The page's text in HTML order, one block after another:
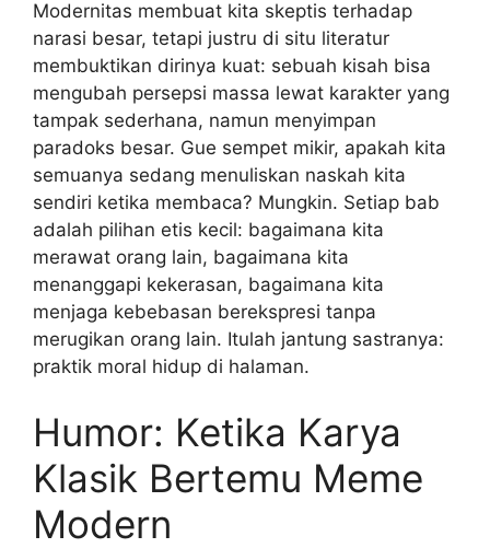
Modernitas membuat kita skeptis terhadap
narasi besar, tetapi justru di situ literatur
membuktikan dirinya kuat: sebuah kisah bisa
mengubah persepsi massa lewat karakter yang
tampak sederhana, namun menyimpan
paradoks besar. Gue sempet mikir, apakah kita
semuanya sedang menuliskan naskah kita
sendiri ketika membaca? Mungkin. Setiap bab
adalah pilihan etis kecil: bagaimana kita
merawat orang lain, bagaimana kita
menanggapi kekerasan, bagaimana kita
menjaga kebebasan berekspresi tanpa
merugikan orang lain. Itulah jantung sastranya:
praktik moral hidup di halaman.
Humor: Ketika Karya
Klasik Bertemu Meme
Modern